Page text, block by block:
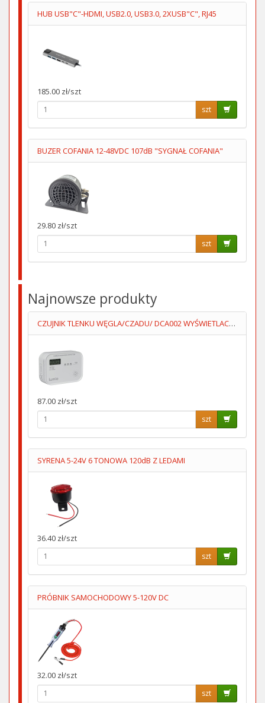
HUB USB"C"-HDMI, USB2.0, USB3.0, 2XUSB"C", RJ45
185.00 zł/szt
szt
BUZER COFANIA 12-48VDC 107dB "SYGNAŁ COFANIA"
29.80 zł/szt
szt
Najnowsze produkty
CZUJNIK TLENKU WĘGLA/CZADU/ DCA002 WYŚWIETLACZ 3XAA LUMIO
87.00 zł/szt
szt
SYRENA 5-24V 6 TONOWA 120dB Z LEDAMI
36.40 zł/szt
szt
PRÓBNIK SAMOCHODOWY 5-120V DC
32.00 zł/szt
szt